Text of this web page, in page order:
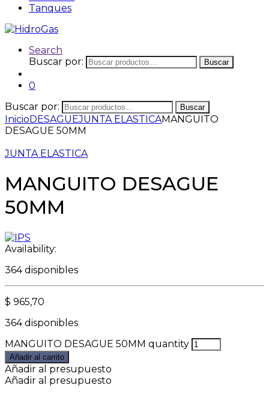
Tanques
Search
Buscar por:
Buscar
0
Buscar por:
Buscar
InicioDESAGUEJUNTA ELASTICAMANGUITO
DESAGUE 50MM
JUNTA ELASTICA
MANGUITO DESAGUE
50MM
Availability:
364 disponibles
$ 965,70
364 disponibles
MANGUITO DESAGUE 50MM quantity
Añadir al carrito
Añadir al presupuesto
Añadir al presupuesto